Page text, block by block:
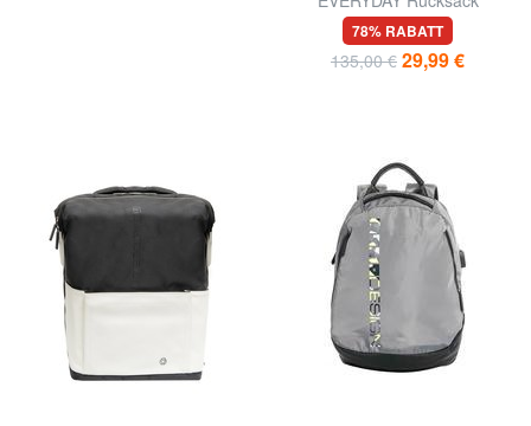
78% RABATT
135,00 € 29,99 €